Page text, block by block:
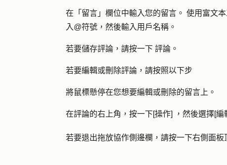
在「 留言」欄位中輸入您的留言。 使用富文
入@符號，然後輸入用戶名稱。
若要儲存評論，請按一下 評論 。
若要編輯或刪除評論，請按照以下步
將鼠標懸停在您想要編輯或刪除的留言 上。
在評論的右上角，按一下[操作] ，然後選擇[編
若要退出拖放協作側邊欄，請按一下右側面板